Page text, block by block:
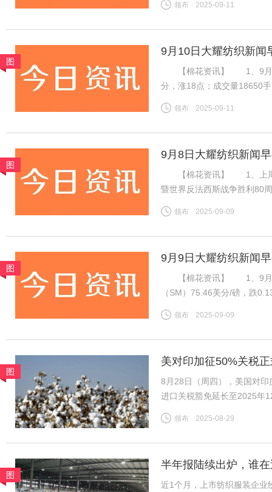
磅，涨0.28美分/磅，折一般
领布 2025-09-11
图
9月10日大耀纺织新闻
【棉花资讯】 1、9月8
分，涨18点；成交量18650
增，对金融市场有非常重要
领布 2025-09-11
图
9月8日大耀纺织新闻
【棉花资讯】 1、上周国
暨世界反法西斯战争胜利80
不足，因此周内郑棉维持震
领布 2025-09-09
图
9月9日大耀纺织新闻
【棉花资讯】 1、9月8
（SM）75.46美分/磅，跌
磅，跌0.13美分/磅，折一般
领布 2025-09-09
图
美对印加征50%关税
底
8月28日（周四），美国对
进口关税豁免延长至2025
今年最后三个月。 这一
领布 2025-08-29
图
半年报陆续出炉，谁
近1个月，上市纺织服装企业